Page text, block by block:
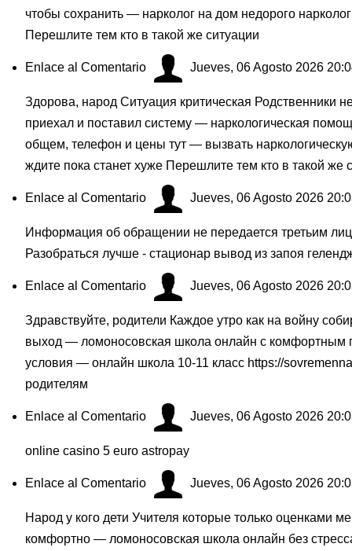
чтобы сохранить — нарколог на дом недорого
Перешлите тем кто в такой же ситуации
Enlace al Comentario Jueves, 06 Agosto 2026
Здорова, народ Ситуация критическая Родственники
приехал и поставил систему — наркологическая
общем, телефон и цены тут — вызвать
ждите пока станет хуже Перешлите тем кто в такой же
Enlace al Comentario Jueves, 06 Agosto 2026
Информация об обращении не передается третьим
Разобраться лучше - стационар вывод из запоя
Enlace al Comentario Jueves, 06 Agosto 2026
Здравствуйте, родители Каждое утро как на войну
выход — ломоносовская школа онлайн с
условия — онлайн школа 10-11 класс https://
родителям
Enlace al Comentario Jueves, 06 Agosto 2026
online casino 5 euro astropay
Enlace al Comentario Jueves, 06 Agosto 2026
Народ у кого дети Учителя которые только оценками
комфортно — ломоносовская школа онлайн без